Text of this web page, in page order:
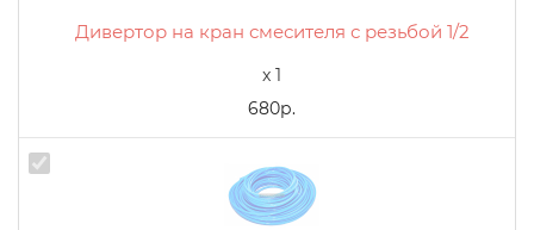
Дивертор на кран смесителя с резьбой 1/2
x 1
680р.